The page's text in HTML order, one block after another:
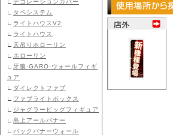
∟ デコレーションカバー
∟ タペシステム
∟ ライトハウスV2
∟ ライトハウス
∟ 天吊りホローリン
∟ ホローリン
∟ 牙狼-GARO-ウォールフィギ
ュア
∟ ダイレクトファブ
∟ ファブライトボックス
∟ ジャグラービッグフィギュア
∟ 島上アールバナー
∟ バックバナーウォール